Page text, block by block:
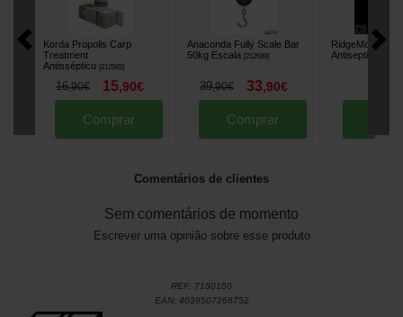
Korda Propolis Carp
Treatment
Antisséptico [212565]
16,90€ 15,90€
Comprar
Anaconda Fully Scale Bar
50kg Escala
[212689]
39,90€ 33,90€
Comprar
RidgeMonkey
Antiseptic
Comentários de clientes
Sem comentários de momento
Escrever uma opinião sobre esse produto
REF: 7150150
EAN: 4039507266752